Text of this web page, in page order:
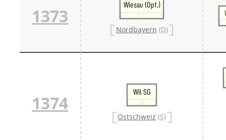
1373
Wiesau (Opf.)
Nordbayern (D)
1374
Wil SG
Ostschweiz (S)